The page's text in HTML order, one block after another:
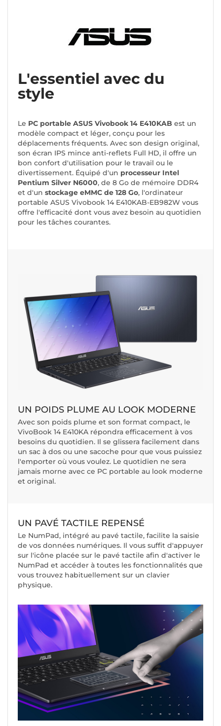
L'essentiel avec du
style
Le PC portable ASUS Vivobook 14 E410KAB est un
modèle compact et léger, conçu pour les
déplacements fréquents. Avec son design original,
son écran IPS mince anti-reflets Full HD, il offre un
bon confort d'utilisation pour le travail ou le
divertissement. Équipé d'un processeur Intel
Pentium Silver N6000, de 8 Go de mémoire DDR4
et d'un stockage eMMC de 128 Go, l'ordinateur
portable ASUS Vivobook 14 E410KAB-EB982W vous
offre l'efficacité dont vous avez besoin au quotidien
pour les tâches courantes.
UN POIDS PLUME AU LOOK MODERNE
Avec son poids plume et son format compact, le
VivoBook 14 E410KA répondra efficacement à vos
besoins du quotidien. Il se glissera facilement dans
un sac à dos ou une sacoche pour que vous puissiez
l'emporter où vous voulez. Le quotidien ne sera
jamais morne avec ce PC portable au look moderne
et original.
UN PAVÉ TACTILE REPENSÉ
Le NumPad, intégré au pavé tactile, facilite la saisie
de vos données numériques. Il vous suffit d'appuyer
sur l'icône placée sur le pavé tactile afin d'activer le
NumPad et accéder à toutes les fonctionnalités que
vous trouvez habituellement sur un clavier
physique.